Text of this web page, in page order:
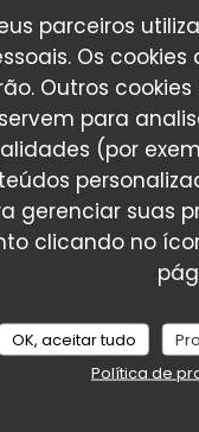
parceiros
Os
Outros
para
(por
gerenciar suas
clicando no
OK, aceitar tudo
Política de
service:3/5
four et moulin tel